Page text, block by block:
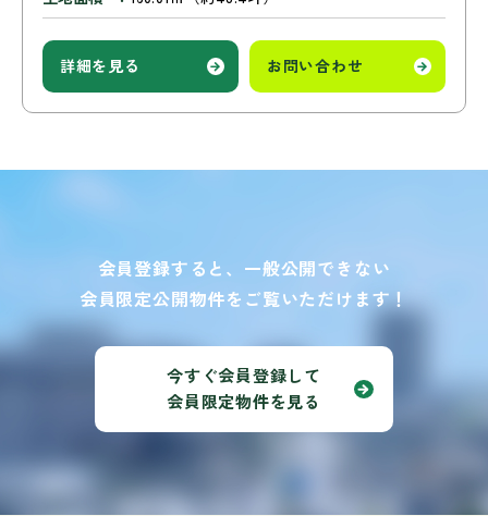
詳細を見る お問い合わせ
会員登録すると、一般公開できない
会員限定公開物件をご覧いただけます！
今すぐ会員登録して
会員限定物件を見る